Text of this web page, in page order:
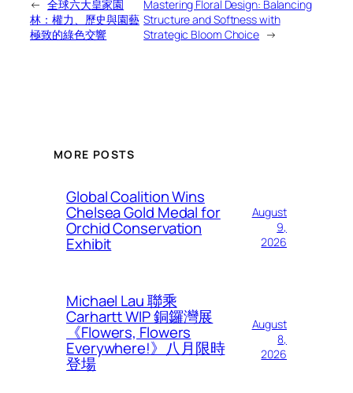
← 全球六大皇家園
林：權力、歷史與園藝
極致的綠色交響
Mastering Floral Design: Balancing
Structure and Softness with
Strategic Bloom Choice →
MORE POSTS
Global Coalition Wins
Chelsea Gold Medal for
Orchid Conservation
Exhibit
August
9,
2026
Michael Lau 聯乘
Carhartt WIP 銅鑼灣展
《Flowers, Flowers
Everywhere!》八月限時
登場
August
8,
2026